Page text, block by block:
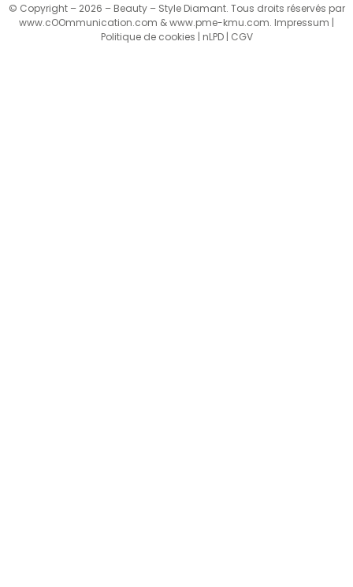
© Copyright – 2026 – Beauty – Style Diamant. Tous droits réservés par
www.cOOmmunication.com &www.pme-kmu.com. Impressum |
Politique de cookies | nLPD| CGV